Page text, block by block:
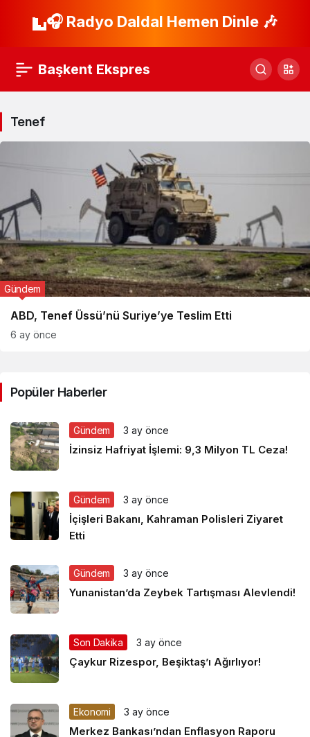
🎧 Radyo Daldal Hemen Dinle 🎶
Başkent Ekspres
Tenef
ABD, Tenef Üssü’nü Suriye’ye Teslim Etti
Gündem
6 ay önce
Popüler Haberler
Gündem 3 ay önce
İzinsiz Hafriyat İşlemi: 9,3 Milyon TL Ceza!
Gündem 3 ay önce
İçişleri Bakanı, Kahraman Polisleri Ziyaret
Etti
Gündem 3 ay önce
Yunanistan’da Zeybek Tartışması Alevlendi!
Son Dakika 3 ay önce
Çaykur Rizespor, Beşiktaş’ı Ağırlıyor!
Ekonomi 3 ay önce
Merkez Bankası’ndan Enflasyon Raporu